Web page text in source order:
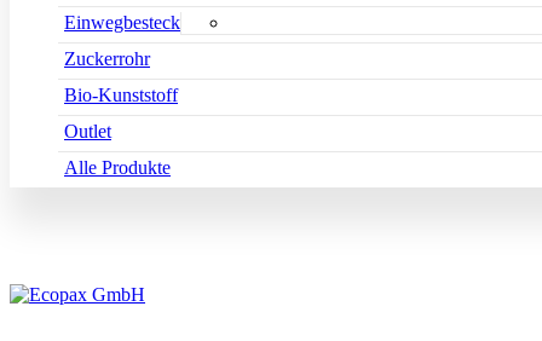
Einwegbesteck
Zuckerrohr
Bio-Kunststoff
Outlet
Alle Produkte